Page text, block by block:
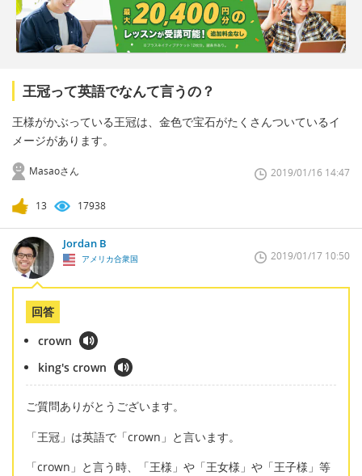
王冠って英語でなんて言うの？
王様がかぶっている王冠は、金色で宝石がたくさんついているイ
メージがあります。
Masaoさん 2019/01/16 14:47
13 17938
Jordan B
アメリカ合衆国 2019/01/17 10:50
回答
crown
king's crown
ご質問ありがとうございます。
「王冠」は英語で「crown」と言います。
「crown」と言う時、「王様」や「王女様」や「王子様」等